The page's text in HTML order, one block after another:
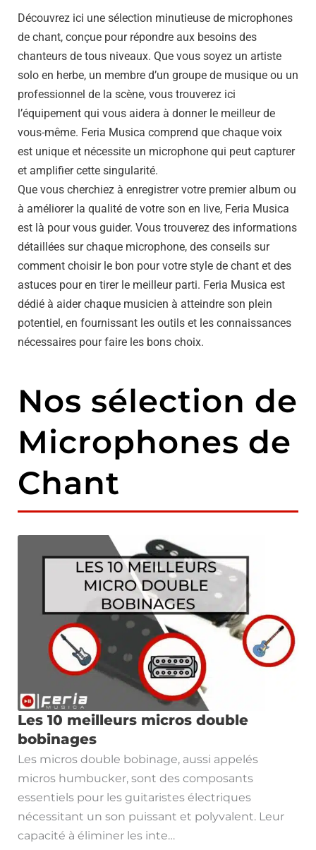
Découvrez ici une sélection minutieuse de microphones
de chant, conçue pour répondre aux besoins des
chanteurs de tous niveaux. Que vous soyez un artiste
solo en herbe, un membre d’un groupe de musique ou un
professionnel de la scène, vous trouverez ici
l’équipement qui vous aidera à donner le meilleur de
vous-même. Feria Musica comprend que chaque voix
est unique et nécessite un microphone qui peut capturer
et amplifier cette singularité.
Que vous cherchiez à enregistrer votre premier album ou
à améliorer la qualité de votre son en live, Feria Musica
est là pour vous guider. Vous trouverez des informations
détaillées sur chaque microphone, des conseils sur
comment choisir le bon pour votre style de chant et des
astuces pour en tirer le meilleur parti. Feria Musica est
dédié à aider chaque musicien à atteindre son plein
potentiel, en fournissant les outils et les connaissances
nécessaires pour faire les bons choix.
Nos sélection de
Microphones de
Chant
Les 10 meilleurs micros double
bobinages
Les micros double bobinage, aussi appelés
micros humbucker, sont des composants
essentiels pour les guitaristes électriques
nécessitant un son puissant et polyvalent. Leur
capacité à éliminer les inte…